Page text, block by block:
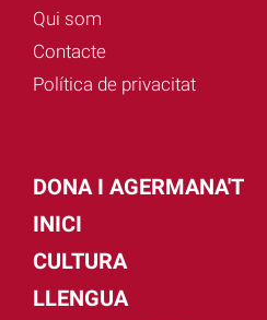
Qui som
Contacte
Política de privacitat
DONA I AGERMANA'T
INICI
CULTURA
LLENGUA